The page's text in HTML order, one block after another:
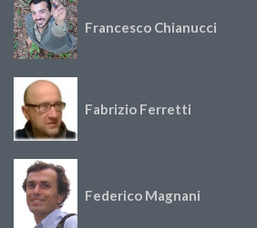
Francesco Chianucci
Fabrizio Ferretti
Federico Magnani